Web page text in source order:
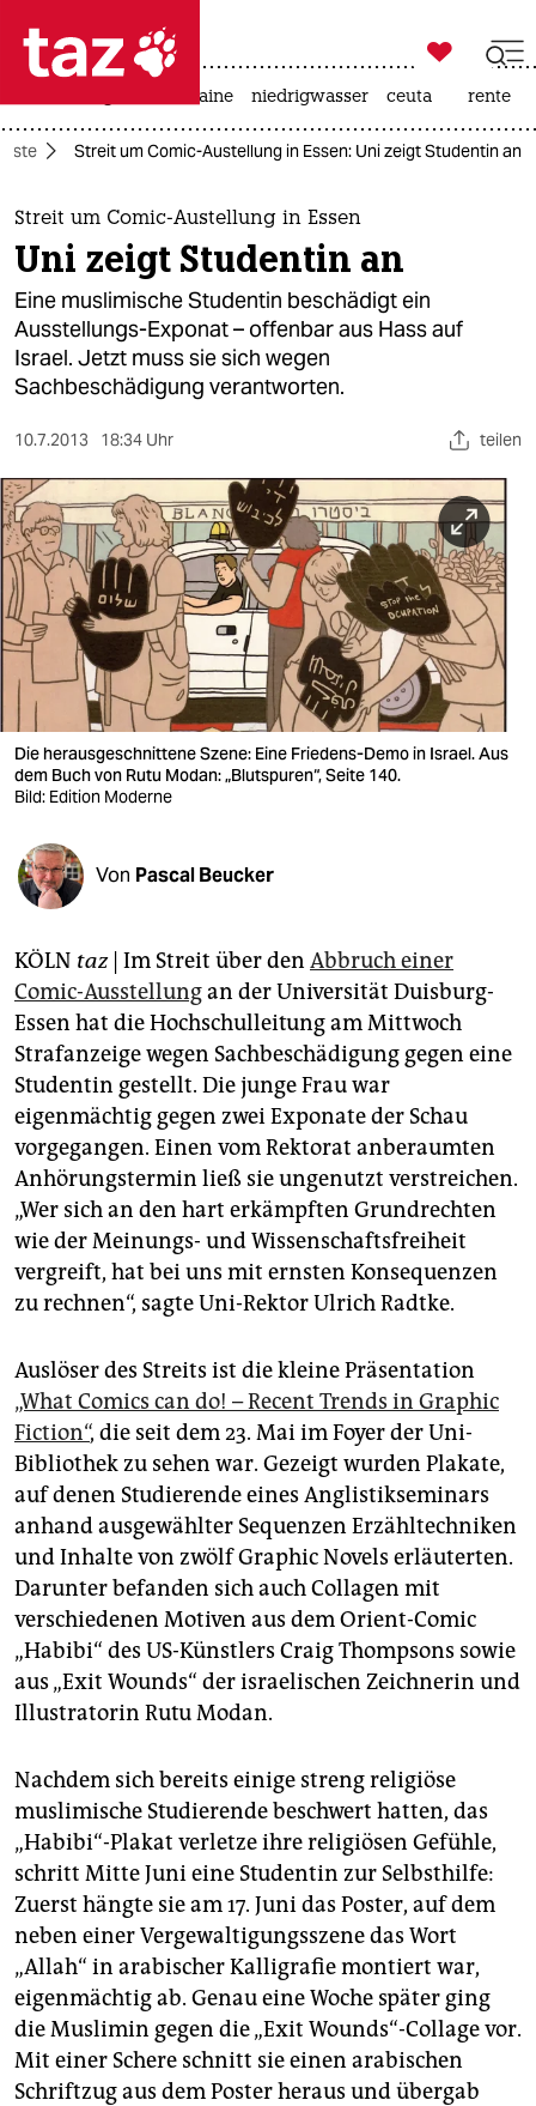
 taz zahl ich
taz zahl ich
themen
politik
öko
gesellschaft
kultur
sport
berlin
nord
wahrheit
verlag
verlag
veranstaltungen
shop
fragen & hilfe
abo
genossenschaft
epaper login

taz zahl ich
krieg in der ukraine niedrigwasser ceuta rente
Streit um Comic-Austellung in Essen: Uni zeigt Studentin an
Streit um Comic-Austellung in Essen
Uni zeigt Studentin an
Eine muslimische Studentin beschädigt ein
Ausstellungs-Exponat – offenbar aus Hass auf
Israel. Jetzt muss sie sich wegen
Sachbeschädigung verantworten.
10.7.2013 18:34 Uhr teilen
Die herausgeschnittene Szene: Eine Friedens-Demo in Israel. Aus
dem Buch von Rutu Modan: „Blutspuren“, Seite 140.
Bild: Edition Moderne
Von Pascal Beucker
KÖLN taz| Im Streit über den Abbruch einer
Comic-Ausstellungan der Universität Duisburg-
Essen hat die Hochschulleitung am Mittwoch
Strafanzeige wegen Sachbeschädigung gegen eine
Studentin gestellt. Die junge Frau war
eigenmächtig gegen zwei Exponate der Schau
vorgegangen. Einen vom Rektorat anberaumten
Anhörungstermin ließ sie ungenutzt verstreichen.
„Wer sich an den hart erkämpften Grundrechten
wie der Meinungs- und Wissenschaftsfreiheit
vergreift, hat bei uns mit ernsten Konsequenzen
zu rechnen“, sagte Uni-Rektor Ulrich Radtke.
Auslöser des Streits ist die kleine Präsentation
„What Comics can do! – Recent Trends in Graphic
Fiction“, die seit dem 23. Mai im Foyer der Uni-
Bibliothek zu sehen war. Gezeigt wurden Plakate,
auf denen Studierende eines Anglistikseminars
anhand ausgewählter Sequenzen Erzähltechniken
und Inhalte von zwölf Graphic Novels erläuterten.
Darunter befanden sich auch Collagen mit
verschiedenen Motiven aus dem Orient-Comic
„Habibi“ des US-Künstlers Craig Thompsons sowie
aus „Exit Wounds“ der israelischen Zeichnerin und
Illustratorin Rutu Modan.
Nachdem sich bereits einige streng religiöse
muslimische Studierende beschwert hatten, das
„Habibi“-Plakat verletze ihre religiösen Gefühle,
schritt Mitte Juni eine Studentin zur Selbsthilfe:
Zuerst hängte sie am 17. Juni das Poster, auf dem
neben einer Vergewaltigungsszene das Wort
„Allah“ in arabischer Kalligrafie montiert war,
eigenmächtig ab. Genau eine Woche später ging
die Muslimin gegen die „Exit Wounds“-Collage vor.
Mit einer Schere schnitt sie einen arabischen
Schriftzug aus dem Poster heraus und übergab